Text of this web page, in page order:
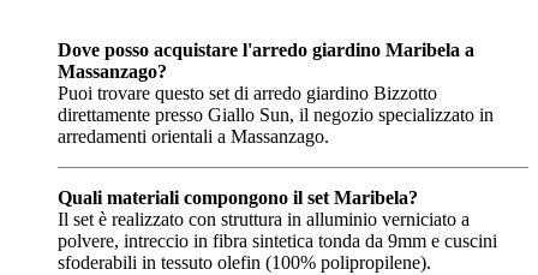
Dove posso acquistare l'arredo giardino Maribela a
Massanzago?
Puoi trovare questo set di arredo giardino Bizzotto
direttamente presso Giallo Sun, il negozio specializzato in
arredamenti orientali a Massanzago.
Quali materiali compongono il set Maribela?
Il set è realizzato con struttura in alluminio verniciato a
polvere, intreccio in fibra sintetica tonda da 9mm e cuscini
sfoderabili in tessuto olefin (100% polipropilene).